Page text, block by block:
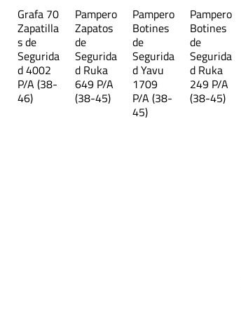
Grafa 70
Zapatilla
s de
Segurida
d 4002
P/A (38-
46)
Pampero
Zapatos
de
Segurida
d Ruka
649 P/A
(38-45)
Pampero
Botines
de
Segurida
d Yavu
1709
P/A (38-
45)
Pampero
Botines
de
Segurida
d Ruka
249 P/A
(38-45)